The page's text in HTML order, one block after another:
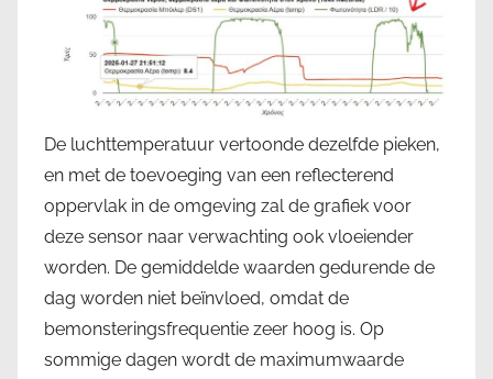
De luchttemperatuur vertoonde dezelfde pieken,
en met de toevoeging van een reflecterend
oppervlak in de omgeving zal de grafiek voor
deze sensor naar verwachting ook vloeiender
worden. De gemiddelde waarden gedurende de
dag worden niet beïnvloed, omdat de
bemonsteringsfrequentie zeer hoog is. Op
sommige dagen wordt de maximumwaarde